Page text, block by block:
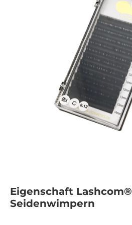
Eigenschaft Lashcom®
Seidenwimpern